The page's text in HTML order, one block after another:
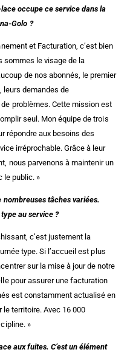
occupe ce service dans la
Golo ?
et Facturation, c’est bien
sommes le visage de la
de nos abonnés, le premier
leurs demandes de
problèmes. Cette mission est
seul. Mon équipe de trois
répondre aux besoins des
irréprochable. Grâce à leur
nous parvenons à maintenir un
le public. »
tâches variées.
au service ?
c’est justement la
type. Si l’accueil est plus
sur la mise à jour de notre
pour assurer une facturation
est constamment actualisé en
territoire. Avec 16 000
»
aux fuites. C’est un élément